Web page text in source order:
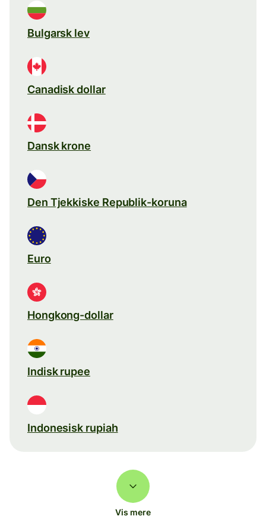
Bulgarsk lev
Canadisk dollar
Dansk krone
Den Tjekkiske Republik-koruna
Euro
Hongkong-dollar
Indisk rupee
Indonesisk rupiah
Vis mere